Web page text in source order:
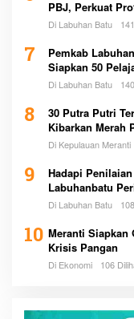
PBJ, Perkuat
Pemerintah
Di Labuhan Batu
7
Pemkab
Siapkan 50
Di Labuhan Batu
8
30 Putra Putri
Kibarkan Merah
Di Kepulauan Meranti
9
Hadapi
Labuhanbatu
Di Labuhan Batu
10 Meranti Siapkan
Krisis Pangan
Di Ekonomi 106